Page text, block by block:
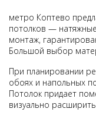
метро Коптево
потолков —
монтаж,
Большой выбор
При планировании
обоях и напольных
Потолок придает
визуально